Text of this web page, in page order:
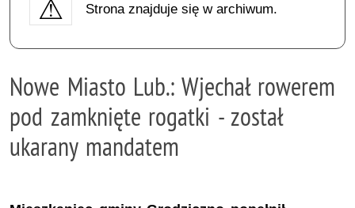
Strona znajduje się w archiwum.
Nowe Miasto Lub.: Wjechał rowerem
pod zamknięte rogatki - został
ukarany mandatem